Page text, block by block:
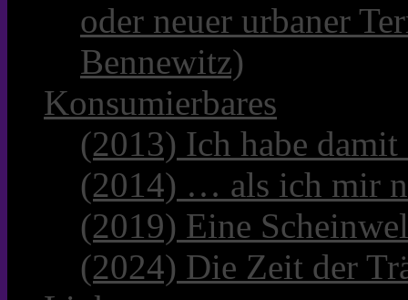
oder neuer urbaner
Bennewitz)
Konsumierbares
(2013) Ich habe
(2014) … als ich mir
(2019) Eine
(2024) Die Zeit der